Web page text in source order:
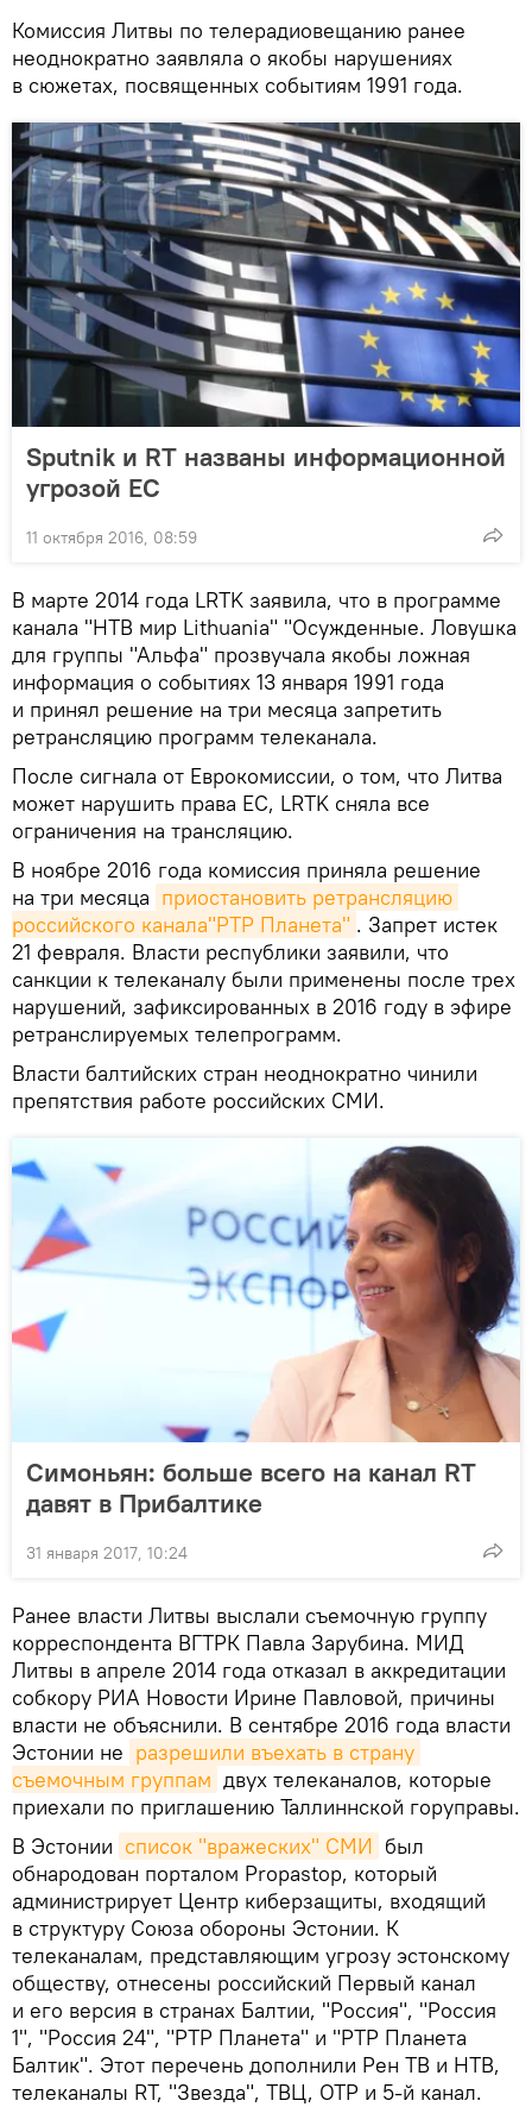
Комиссия Литвы по телерадиовещанию ранее
неоднократно заявляла о якобы нарушениях
в сюжетах, посвященных событиям 1991 года.
Sputnik и RT названы информационной
угрозой ЕС
11 октября 2016, 08:59
В марте 2014 года LRTK заявила, что в программе
канала "НТВ мир Lithuania" "Осужденные. Ловушка
для группы "Альфа" прозвучала якобы ложная
информация о событиях 13 января 1991 года
и принял решение на три месяца запретить
ретрансляцию программ телеканала.
После сигнала от Еврокомиссии, о том, что Литва
может нарушить права ЕС, LRTK сняла все
ограничения на трансляцию.
В ноябре 2016 года комиссия приняла решение
на три месяца приостановить ретрансляцию
российского канала"РТР Планета" . Запрет истек
21 февраля. Власти республики заявили, что
санкции к телеканалу были применены после трех
нарушений, зафиксированных в 2016 году в эфире
ретранслируемых телепрограмм.
Власти балтийских стран неоднократно чинили
препятствия работе российских СМИ.
Симоньян: больше всего на канал RT
давят в Прибалтике
31 января 2017, 10:24
Ранее власти Литвы выслали съемочную группу
корреспондента ВГТРК Павла Зарубина. МИД
Литвы в апреле 2014 года отказал в аккредитации
собкору РИА Новости Ирине Павловой, причины
власти не объяснили. В сентябре 2016 года власти
Эстонии не разрешили въехать в страну
съемочным группам двух телеканалов, которые
приехали по приглашению Таллиннской горуправы.
В Эстонии список "вражеских" СМИ был
обнародован порталом Propastop, который
администрирует Центр киберзащиты, входящий
в структуру Союза обороны Эстонии. К
телеканалам, представляющим угрозу эстонскому
обществу, отнесены российский Первый канал
и его версия в странах Балтии, "Россия", "Россия
1", "Россия 24", "РТР Планета" и "РТР Планета
Балтик". Этот перечень дополнили Рен ТВ и НТВ,
телеканалы RT, "Звезда", ТВЦ, ОТР и 5-й канал.